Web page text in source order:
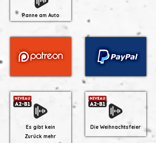
Panne am Auto
Es gibt kein
Zurück mehr
Die Weihnachtsfeier